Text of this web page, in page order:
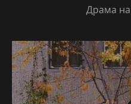
Драма